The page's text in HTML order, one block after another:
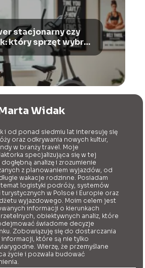
stacjonarny czy
który sprzęt wybrać
dla siebie?
Widak
i od ponad siedmiu lat interesuję się
oraz odkrywania nowych kultur,
w branży travel. Moje
specjalizująca się w tej
analizę i zrozumienie
z planowaniem wyjazdów, od
wakacje rodzinne. Posiadam
temat logistyki podróży, systemów
w Polsce i Europie oraz
wyjazdowego. Moim celem jest
informacji o kierunkach
obiektywnych analiz, które
świadome decyzje
Zobowiązuję się do dostarczania
informacji, które są nie tylko
Wierzę, że przemyślane
życie i pozwala budować